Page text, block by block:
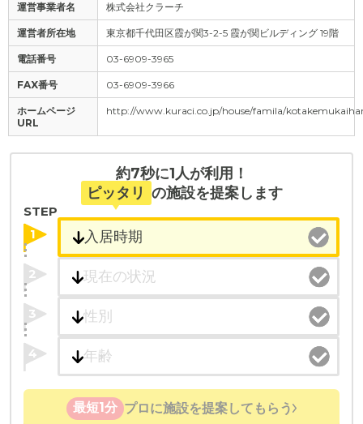
運営事業者名 株式会社クラーチ
運営者所在地 東京都千代田区霞が関3-2-5 霞が関ビルディング 19階
電話番号 03-6909-3965
FAX番号 03-6909-3966
ホームページ
URL
http://www.kuraci.co.jp/house/famila/
約7秒に1人が利用！
ピッタリ の施設を提案します
STEP
1
2
3
4
最短1分 プロに施設を提案してもらう